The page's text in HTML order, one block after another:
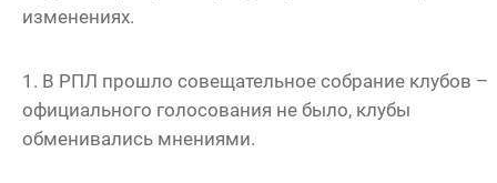
изменениях.
1. В РПЛ прошло совещательное собрание клубов –
официального голосования не было, клубы
обменивались мнениями.